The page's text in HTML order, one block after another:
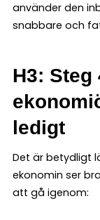
använder den
snabbare och
H3: Steg
ledigt
Det är betydligt
ekonomin ser
att gå igenom: